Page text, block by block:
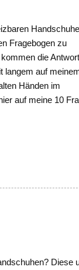
Fragebogen zu
die
langem auf
Händen im
auf meine 10
Diese